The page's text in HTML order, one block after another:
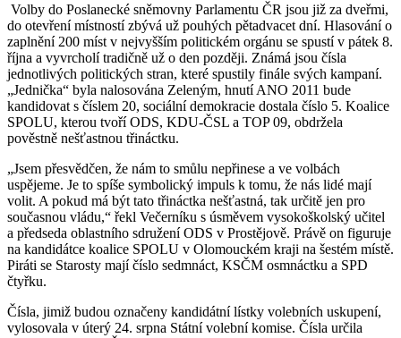
Volby do Poslanecké sněmovny Parlamentu ČR jsou již za dveřmi,
do otevření místností zbývá už pouhých pětadvacet dní. Hlasování o
zaplnění 200 míst v nejvyšším politickém orgánu se spustí v pátek 8.
října a vyvrcholí tradičně už o den později. Známá jsou čísla
jednotlivých politických stran, které spustily finále svých kampaní.
„Jednička“ byla nalosována Zeleným, hnutí ANO 2011 bude
kandidovat s číslem 20, sociální demokracie dostala číslo 5. Koalice
SPOLU, kterou tvoří ODS, KDU-ČSL a TOP 09, obdržela
pověstně nešťastnou třináctku.
„Jsem přesvědčen, že nám to smůlu nepřinese a ve volbách
uspějeme. Je to spíše symbolický impuls k tomu, že nás lidé mají
volit. A pokud má být tato třináctka nešťastná, tak určitě jen pro
současnou vládu,“ řekl Večerníku s úsměvem vysokoškolský učitel
a předseda oblastního sdružení ODS v Prostějově. Právě on figuruje
na kandidátce koalice SPOLU v Olomouckém kraji na šestém místě.
Piráti se Starosty mají číslo sedmnáct, KSČM osmnáctku a SPD
čtyřku.
Čísla, jimiž budou označeny kandidátní lístky volebních uskupení,
vylosovala v úterý 24. srpna Státní volební komise. Čísla určila